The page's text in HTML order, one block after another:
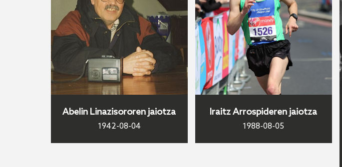
Abelin Linazisororen jaiotza
1942-08-04
Iraitz Arrospideren jaiotza
1988-08-05